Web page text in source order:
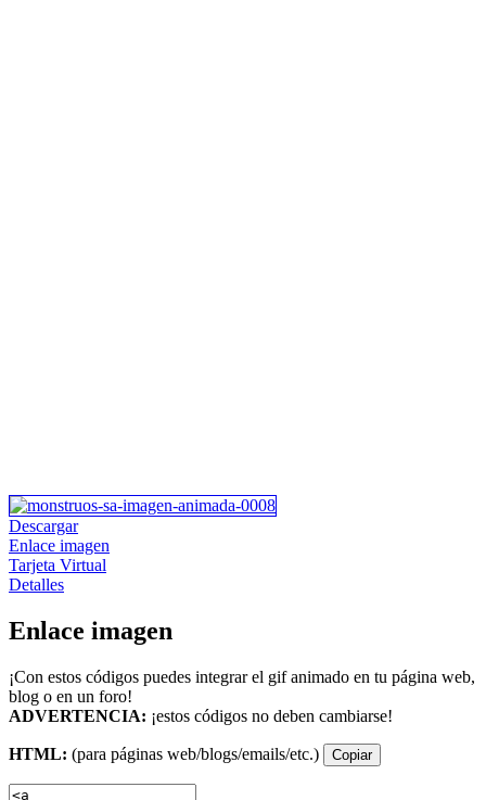
Descargar
Enlace imagen
Tarjeta Virtual
Detalles
Enlace imagen
¡Con estos códigos puedes integrar el gif animado en tu página web,
blog o en un foro!
ADVERTENCIA: ¡estos códigos no deben cambiarse!
HTML: (para páginas web/blogs/emails/etc.) Copiar